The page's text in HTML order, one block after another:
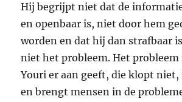
Hij begrijpt niet dat de
en openbaar is, niet door hem
worden en dat hij dan strafbaar
niet het probleem. Het probleem
Youri er aan geeft, die klopt
en brengt mensen in de